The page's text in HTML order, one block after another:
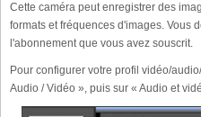
Cette caméra peut enregistrer des
formats et fréquences d'images. Vous
l'abonnement que vous avez souscrit.
Pour configurer votre profil vidéo/
Audio / Vidéo », puis sur « Audio et